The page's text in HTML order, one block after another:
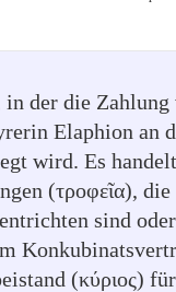
in der die Zahlung
Elaphion an
wird. Es
(τροφεῖα),
sind
(κύριος)